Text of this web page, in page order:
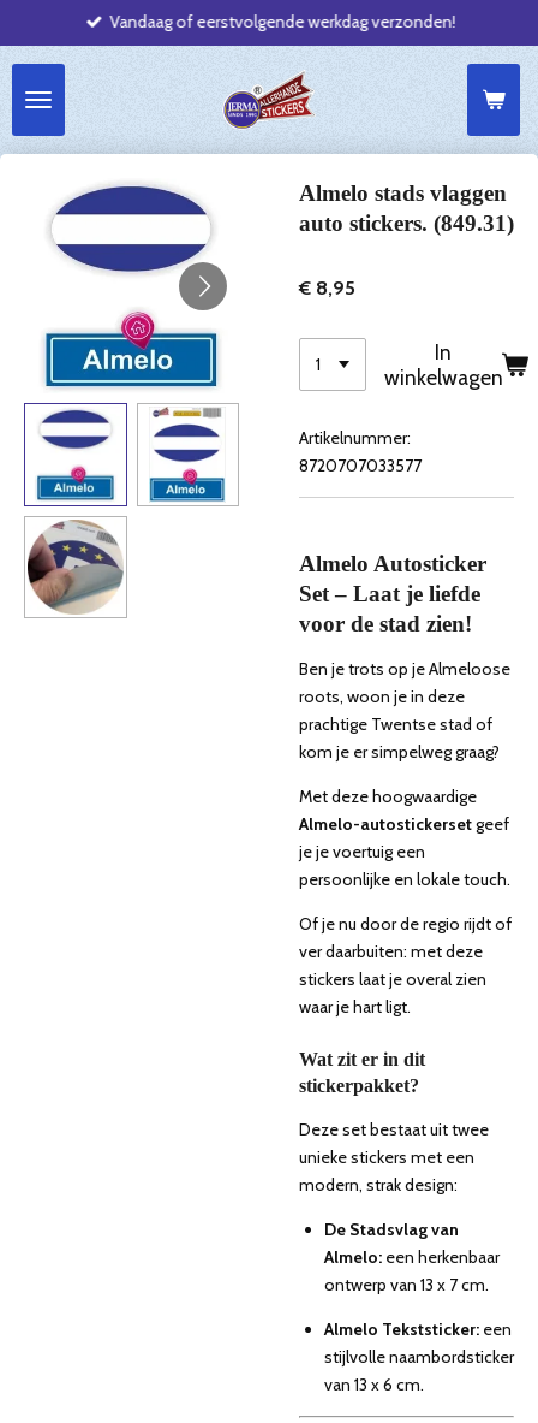
direct
de
hoofdinhoud
Vandaag of eerstvolgende werkdag verzonden!
Almelo stads vlaggen
auto stickers. (849.31)
€ 8,95
In
winkelwagen
Artikelnummer:
8720707033577
Almelo Autosticker
Set – Laat je liefde
voor de stad zien!
Ben je trots op je Almeloose
roots, woon je in deze
prachtige Twentse stad of
kom je er simpelweg graag?
Met deze hoogwaardige
Almelo-autostickersetgeef
je je voertuig een
persoonlijke en lokale touch.
Of je nu door de regio rijdt of
ver daarbuiten: met deze
stickers laat je overal zien
waar je hart ligt.
Wat zit er in dit
stickerpakket?
Deze set bestaat uit twee
unieke stickers met een
modern, strak design:
De Stadsvlag van
Almelo: een herkenbaar
ontwerp van 13 x 7 cm.
Almelo Tekststicker: een
stijlvolle naambordsticker
van 13 x 6 cm.